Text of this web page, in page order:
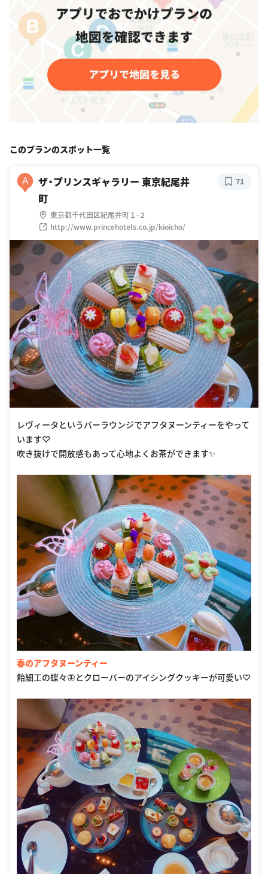
このプランのスポット一覧
A
ザ・プリンスギャラリー 東京紀尾井
町
東京都千代田区紀尾井町１-２
http://www.princehotels.co.jp/kioicho/
71
レヴィータというバーラウンジでアフタヌーンティーをやって
います♡
吹き抜けで開放感もあって心地よくお茶ができます✨
春のアフタヌーンティー
飴細工の蝶々🦋とクローバーのアイシングクッキーが可愛い♡